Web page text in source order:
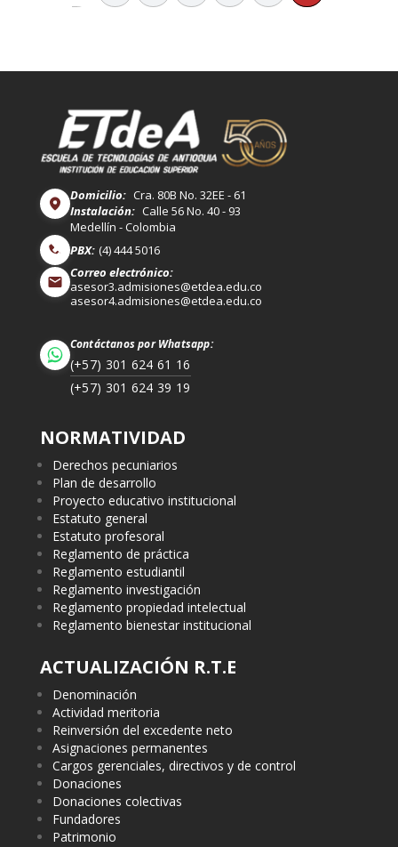
Domicilio: Cra. 80B No. 32EE - 61
Instalación: Calle 56 No. 40 - 93
Medellín - Colombia
PBX: (4) 444 5016
Correo electrónico:
asesor3.admisiones@etdea.edu.co
asesor4.admisiones@etdea.edu.co
Contáctanos por Whatsapp:
(+57) 301 624 61 16
(+57) 301 624 39 19
NORMATIVIDAD
Derechos pecuniarios
Plan de desarrollo
Proyecto educativo institucional
Estatuto general
Estatuto profesoral
Reglamento de práctica
Reglamento estudiantil
Reglamento investigación
Reglamento propiedad intelectual
Reglamento bienestar institucional
ACTUALIZACIÓN R.T.E
Denominación
Actividad meritoria
Reinversión del excedente neto
Asignaciones permanentes
Cargos gerenciales, directivos y de control
Donaciones
Donaciones colectivas
Fundadores
Patrimonio